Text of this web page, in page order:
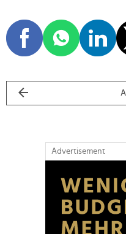
Advertisement